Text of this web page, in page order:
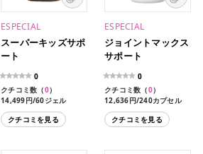
ESPECIAL
スーパーキッズサポ
ート
0
クチコミ数（0）
14,499円/60ジェル
クチコミを見る
ESPECIAL
ジョイントマックス
サポート
0
クチコミ数（0）
12,636円/240カプセル
クチコミを見る